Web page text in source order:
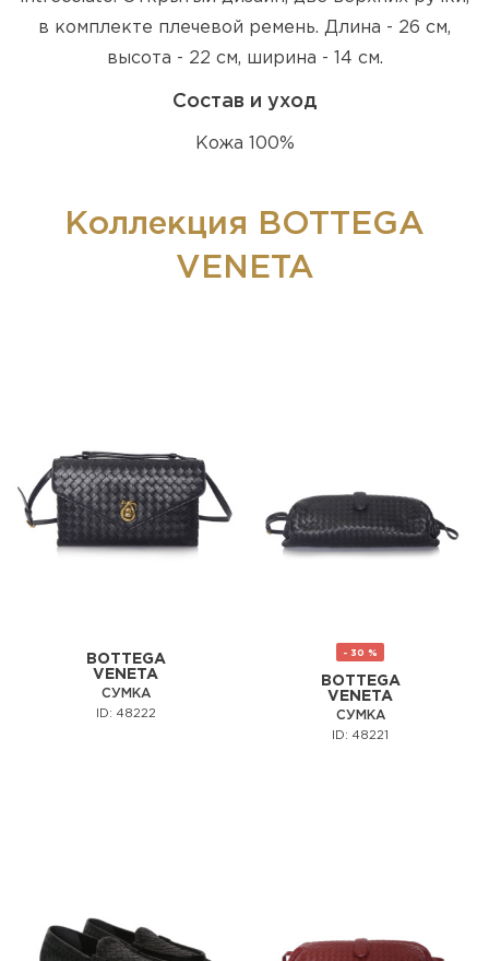
в комплекте плечевой ремень. Длина - 26 см,
высота - 22 см, ширина - 14 см.
Состав и уход
Кожа 100%
Коллекция BOTTEGA
VENETA
BOTTEGA
VENETA
СУМКА
ID: 48222
- 30 %
BOTTEGA
VENETA
СУМКА
ID: 48221